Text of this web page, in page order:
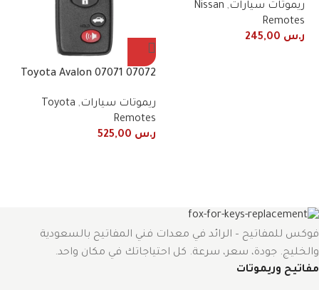
2019+2020 3 Button Smart
ريموتات سيارات,
Nissan
Remotes
ر.س
07072 07071 Toyota Avalon
frequency 443 MHz 4
buttons
ريموتات سيارات,
Toyota
Remotes
ر.س
فوكس للمفاتيح – الرائد في معدات فني المفاتيح بالسعودية
والخليج. جودة، سعر، سرعة. كل احتياجاتك في مكان واحد.
مفاتيح وريموتات